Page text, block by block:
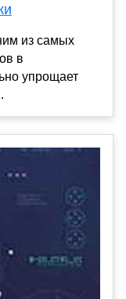
из самых
в
упрощает